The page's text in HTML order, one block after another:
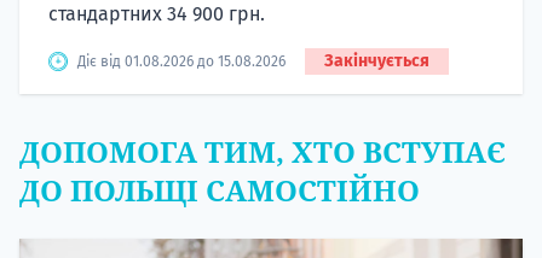
стандартних 34 900 грн.
Діє від 01.08.2026 до 15.08.2026 Закінчується
ДОПОМОГА ТИМ, ХТО ВСТУПАЄ
ДО ПОЛЬЩІ САМОСТІЙНО